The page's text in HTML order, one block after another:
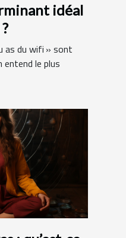
idéal
as du wifi » sont
entend le plus